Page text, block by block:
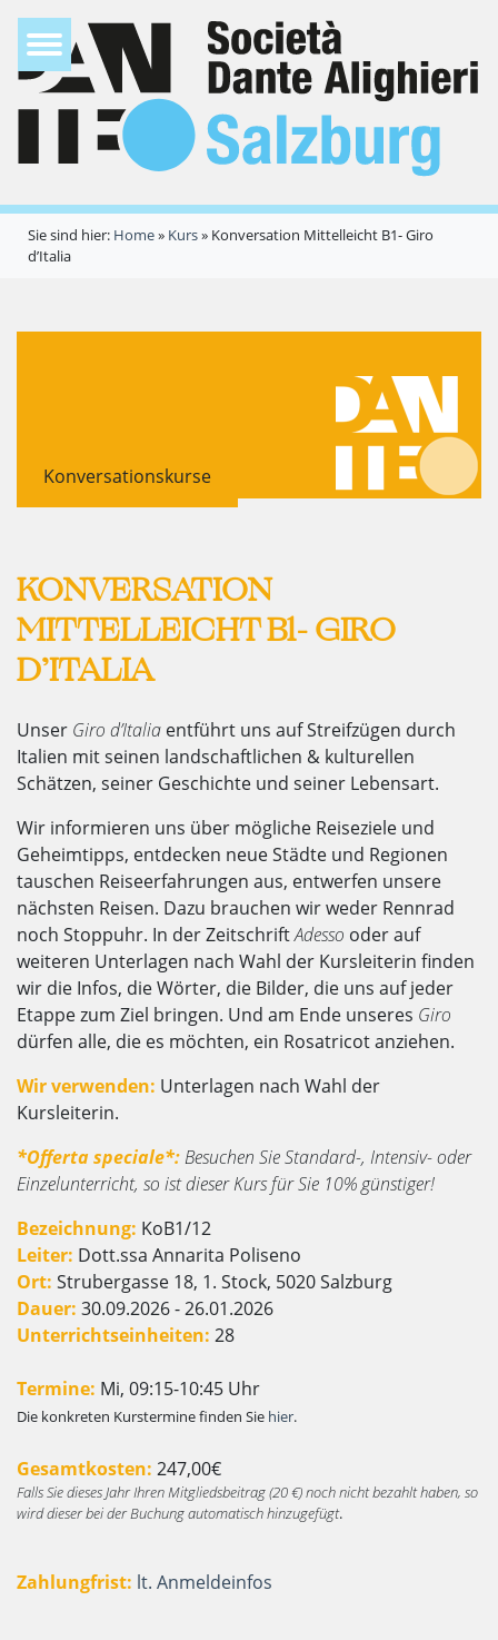
Sie sind hier: Home» Kurs» Konversation Mittelleicht B1- Giro
d’Italia
Konversationskurse
KONVERSATION
MITTELLEICHT B1- GIRO
D’ITALIA
Unser Giro d’Italia entführt uns auf Streifzügen durch
Italien mit seinen landschaftlichen & kulturellen
Schätzen, seiner Geschichte und seiner Lebensart.
Wir informieren uns über mögliche Reiseziele und
Geheimtipps, entdecken neue Städte und Regionen
tauschen Reiseerfahrungen aus, entwerfen unsere
nächsten Reisen. Dazu brauchen wir weder Rennrad
noch Stoppuhr. In der ZeitschriftAdesso oder auf
weiteren Unterlagen nach Wahl der Kursleiterin finden
wir die Infos, die Wörter, die Bilder, die uns auf jeder
Etappe zum Ziel bringen. Und am Ende unseres Giro
dürfen alle, die es möchten, ein Rosatricot anziehen.
Wir verwenden: Unterlagen nach Wahl der
Kursleiterin.
*Offerta speciale*: Besuchen Sie Standard-, Intensiv- oder
Einzelunterricht, so ist dieser Kurs für Sie 10% günstiger!
Bezeichnung: KoB1/12
Leiter: Dott.ssa Annarita Poliseno
Ort: Strubergasse 18, 1. Stock, 5020 Salzburg
Dauer: 30.09.2026 - 26.01.2026
Unterrichtseinheiten: 28
Termine: Mi, 09:15-10:45 Uhr
Die konkreten Kurstermine finden Sie hier.
Gesamtkosten: 247,00€
Falls Sie dieses Jahr Ihren Mitgliedsbeitrag (20 €) noch nicht bezahlt haben, so
wird dieser bei der Buchung automatisch hinzugefügt.
Zahlungfrist: lt. Anmeldeinfos